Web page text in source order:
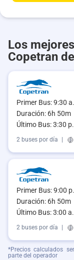
Los
Copetran
Primer Bus: 9:30
Duración: 6h 50m
Último Bus: 3:30
2 buses por día
Primer Bus: 9:00
Duración: 6h 50m
Último Bus: 3:00
2 buses por día |
*Precios calculados
parte del operador